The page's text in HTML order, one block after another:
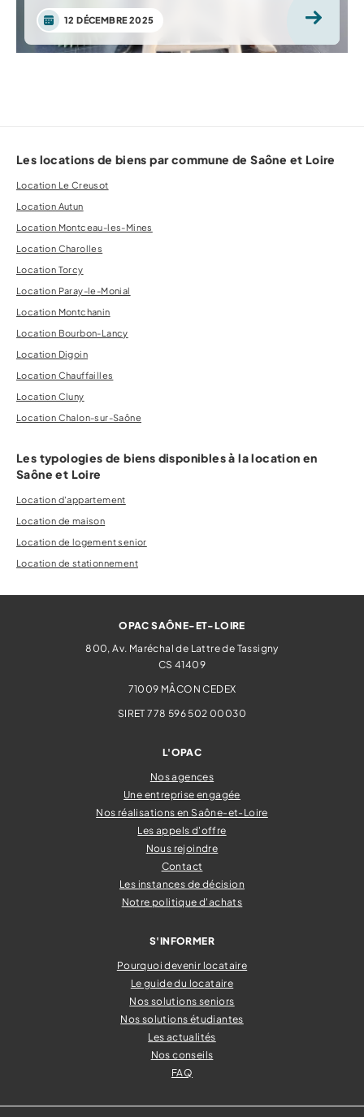
12 DÉCEMBRE 2025
Les locations de biens par commune de Saône et Loire
Location Le Creusot
Location Autun
Location Montceau-les-Mines
Location Charolles
Location Torcy
Location Paray-le-Monial
Location Montchanin
Location Bourbon-Lancy
Location Digoin
Location Chauffailles
Location Cluny
Location Chalon-sur-Saône
Les typologies de biens disponibles à la location en
Saône et Loire
Location d'appartement
Location de maison
Location de logement senior
Location de stationnement
OPAC SAÔNE-ET-LOIRE
800, Av. Maréchal de Lattre de Tassigny
CS 41409
71009 MÂCON CEDEX
SIRET 778 596 502 00030
L'OPAC
Nos agences
Une entreprise engagée
Nos réalisations en Saône-et-Loire
Les appels d'offre
Nous rejoindre
Contact
Les instances de décision
Notre politique d'achats
S'INFORMER
Pourquoi devenir locataire
Le guide du locataire
Nos solutions seniors
Nos solutions étudiantes
Les actualités
Nos conseils
FAQ